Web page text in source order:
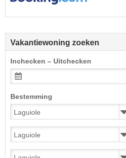
Vakantiewoning zoeken
Inchecken – Uitchecken
Bestemming